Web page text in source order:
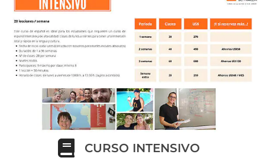
CURSO INTENSIVO